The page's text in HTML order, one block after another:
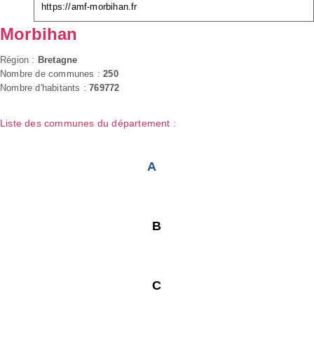
https://amf-morbihan.fr
Morbihan
Région : Bretagne
Nombre de communes :250
Nombre d'habitants :769772
Liste des communes du département :
A
B
C